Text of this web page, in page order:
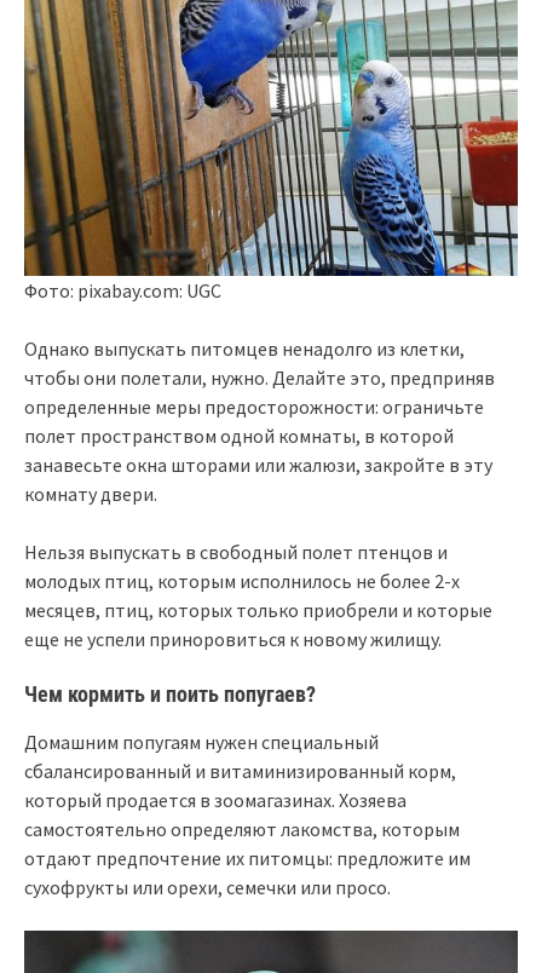
Фото: pixabay.com: UGC
Однако выпускать питомцев ненадолго из клетки,
чтобы они полетали, нужно. Делайте это, предприняв
определенные меры предосторожности: ограничьте
полет пространством одной комнаты, в которой
занавесьте окна шторами или жалюзи, закройте в эту
комнату двери.
Нельзя выпускать в свободный полет птенцов и
молодых птиц, которым исполнилось не более 2-х
месяцев, птиц, которых только приобрели и которые
еще не успели приноровиться к новому жилищу.
Чем кормить и поить попугаев?
Домашним попугаям нужен специальный
сбалансированный и витаминизированный корм,
который продается в зоомагазинах. Хозяева
самостоятельно определяют лакомства, которым
отдают предпочтение их питомцы: предложите им
сухофрукты или орехи, семечки или просо.